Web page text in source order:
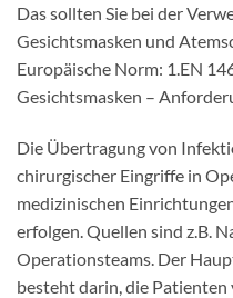
Das sollten Sie bei der
Gesichtsmasken und
Europäische Norm: 1.EN
Gesichtsmasken –
Die Übertragung von
chirurgischer Eingriffe in
medizinischen
erfolgen. Quellen sind z.B.
Operationsteams. Der
besteht darin, die